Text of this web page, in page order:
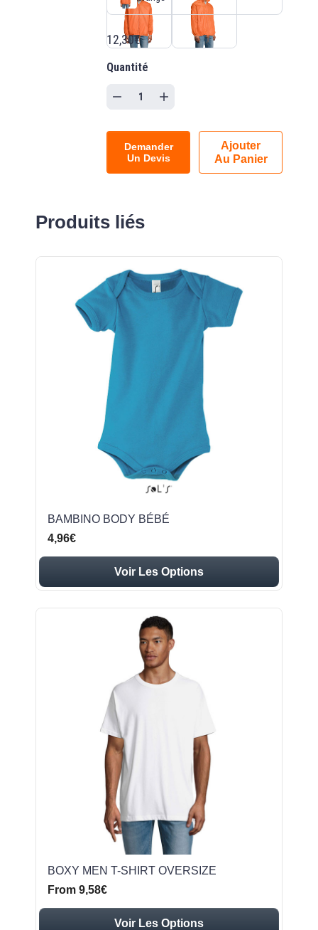
12,30€
Quantité
Demander
Un Devis
Ajouter
Au Panier
Produits liés
BAMBINO BODY BÉBÉ
4,96€
Voir Les Options
BOXY MEN T-SHIRT OVERSIZE
From 9,58€
Voir Les Options